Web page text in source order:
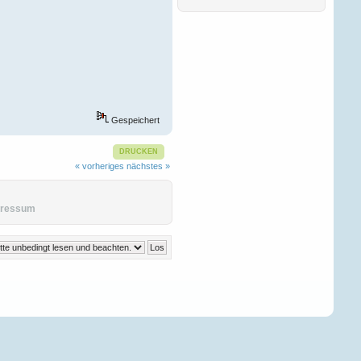
Gespeichert
DRUCKEN
« vorheriges nächstes »
´Ð°Ñ‚ÐµÐ»Ñ.